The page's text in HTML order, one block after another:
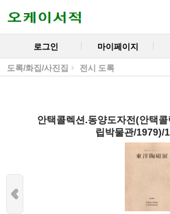
로그인 마이페이지
도록/화집/사진집 전시 도록
안택콜렉션.동양도자전(안택
립박물관/1979)/